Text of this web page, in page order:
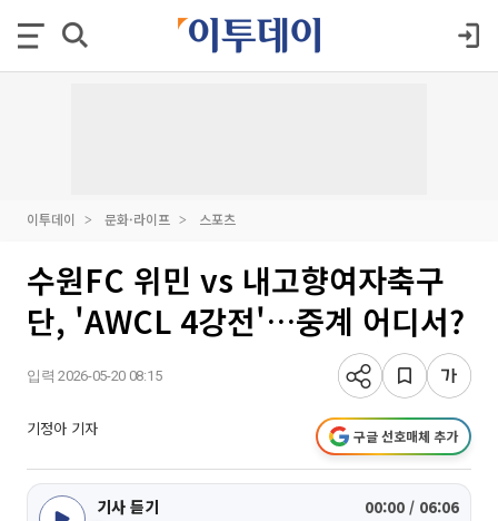
이투데이 문화·라이프 스포츠
수원FC 위민 vs 내고향여자축구
단, 'AWCL 4강전'…중계 어디서?
입력 2026-05-20 08:15
기정아 기자 구글 선호매체 추가
기사 듣기 00:00 / 06:06